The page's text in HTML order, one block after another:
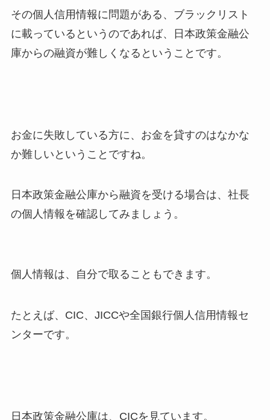
その個人信用情報に問題がある、ブラックリスト
に載っているというのであれば、日本政策金融公
庫からの融資が難しくなるということです。
お金に失敗している方に、お金を貸すのはなかな
か難しいということですね。
日本政策金融公庫から融資を受ける場合は、社長
の個人情報を確認してみましょう。
個人情報は、自分で取ることもできます。
たとえば、CIC、JICCや全国銀行個人信用情報セ
ンターです。
日本政策金融公庫は、CICを見ています。